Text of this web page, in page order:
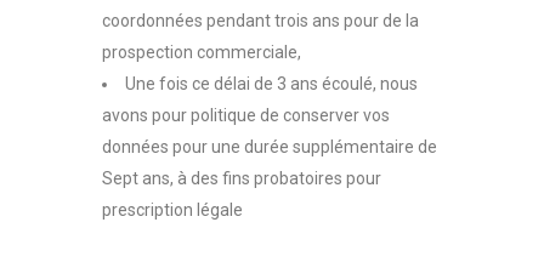
coordonnées pendant trois ans pour de la
prospection commerciale,
Une fois ce délai de 3 ans écoulé, nous
avons pour politique de conserver vos
données pour une durée supplémentaire de
Sept ans, à des fins probatoires pour
prescription légale